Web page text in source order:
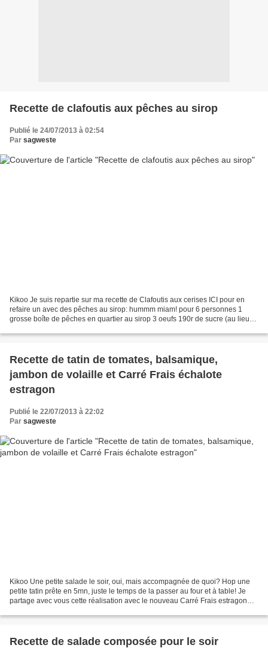
Recette de clafoutis aux pêches au sirop
Publié le 24/07/2013 à 02:54
Par sagweste
Kikoo Je suis repartie sur ma recette de Clafoutis aux cerises ICI pour en
refaire un avec des pêches au sirop: hummm miam! pour 6 personnes 1
grosse boîte de pêches en quartier au sirop 3 oeufs 190r de sucre (au lieu
Recette de tatin de tomates, balsamique,
jambon de volaille et Carré Frais échalote
estragon
Publié le 22/07/2013 à 22:02
Par sagweste
Kikoo Une petite salade le soir, oui, mais accompagnée de quoi? Hop une
petite tatin prête en 5mn, juste le temps de la passer au four et à table! Je
partage avec vous cette réalisation avec le nouveau Carré Frais estragon
Recette de salade composée pour le soir